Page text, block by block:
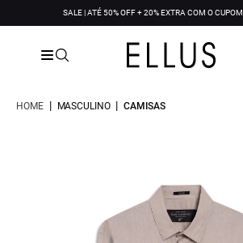
SALE | ATÉ 50% OFF + 20% EXTRA COM O CUPOM
HOME | MASCULINO | CAMISAS